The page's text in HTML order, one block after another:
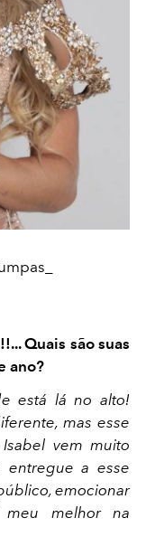
Quais são suas
ano?
está lá no alto!
mas esse
vem muito
entregue a esse
emocionar
melhor na